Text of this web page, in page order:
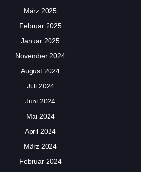
März 2025
Februar 2025
Januar 2025
November 2024
August 2024
Juli 2024
Juni 2024
Mai 2024
April 2024
März 2024
Februar 2024